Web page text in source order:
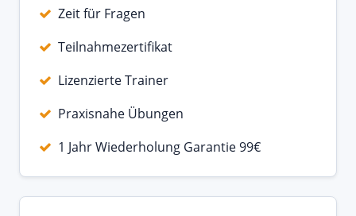
Zeit für Fragen
Teilnahmezertifikat
Lizenzierte Trainer
Praxisnahe Übungen
1 Jahr Wiederholung Garantie 99€